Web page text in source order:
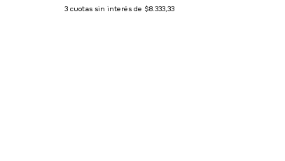
3 cuotas sin interés de $8.333,33